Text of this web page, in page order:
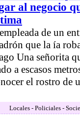
al negocio
de un
que la ía
Una señorita
a escasos
el rostro de
Locales - Policiales -